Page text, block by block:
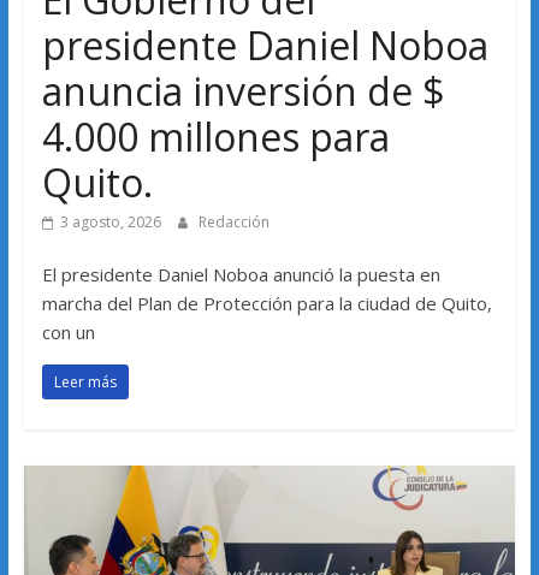
presidente Daniel Noboa
anuncia inversión de $
4.000 millones para
Quito.
3 agosto, 2026 Redacción
El presidente Daniel Noboa anunció la puesta en
marcha del Plan de Protección para la ciudad de Quito,
con un
Leer más